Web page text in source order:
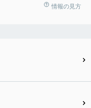
情報の見方